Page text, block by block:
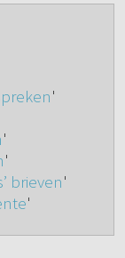
'
'
'
brieven'
'